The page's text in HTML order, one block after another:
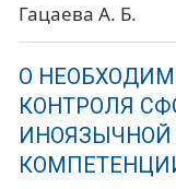
Гацаева А. Б.
О
КОНТРОЛЯ
ИНОЯЗЫЧНОЙ